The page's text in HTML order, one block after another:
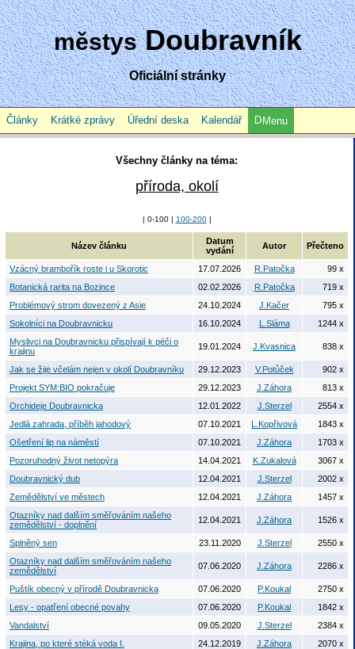
městysDoubravník
Oficiální stránky
Články Krátké zprávy Úřední deska Kalendář Menu
Všechny články na téma:
příroda, okolí
| 0-100 | 100-200|
Název článku
Datum
vydání
Autor Přečteno
Vzácný brambořík roste i u Skorotic 17.07.2026 R.Patočka
99 x
Botanická rarita na Bozince
02.02.2026 R.Patočka
719 x
Problémový strom dovezený z Asie
24.10.2024 J.Kačer
795 x
Sokolníci na Doubravnicku
16.10.2024 L.Sláma
1244 x
Myslivci na Doubravnicku přispívají k péči o
krajinu
19.01.2024 J.Kvasnica 838 x
Jak se žije včelám nejen v okolí Doubravníku 29.12.2023 V.Potůček
902 x
Projekt SYM:BIO pokračuje
29.12.2023 J.Záhora
813 x
Orchideje Doubravnicka
12.01.2022 J.Sterzel
2554 x
Jedlá zahrada, příběh jahodový
07.10.2021 L.Kopřivová
1843 x
Ošetření lip na náměstí
07.10.2021 J.Záhora
1703 x
Pozoruhodný život netopýra
14.04.2021 K.Zukalová
3067 x
Doubravnický dub
12.04.2021 J.Sterzel
2002 x
Zemědělství ve městech
12.04.2021 J.Záhora
1457 x
Otazníky nad dalším směřováním našeho
zemědělství - doplnění
12.04.2021 J.Záhora 1526 x
Splněný sen 23.11.2020 J.Sterzel
2550 x
Otazníky nad dalším směřováním našeho
zemědělství
07.06.2020 J.Záhora 2286 x
Puštík obecný v přírodě Doubravnicka 07.06.2020 P.Koukal
2750 x
Lesy - opatření obecné povahy
07.06.2020 P.Koukal
1842 x
Vandalství
09.05.2020 J.Sterzel
2384 x
Krajina, po které stéká voda I.
24.12.2019 J.Záhora
2070 x